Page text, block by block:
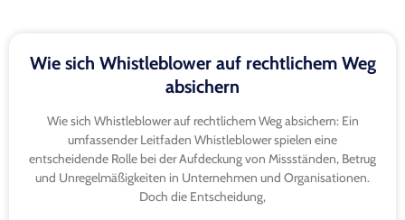
Wie sich Whistleblower auf rechtlichem Weg
absichern
Wie sich Whistleblower auf rechtlichem Weg absichern: Ein
umfassender Leitfaden Whistleblower spielen eine
entscheidende Rolle bei der Aufdeckung von Missständen, Betrug
und Unregelmäßigkeiten in Unternehmen und Organisationen.
Doch die Entscheidung,